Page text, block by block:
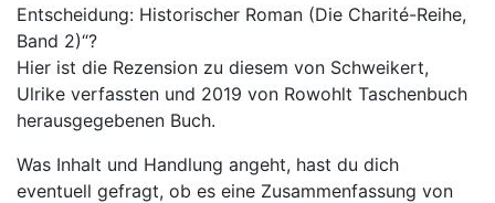
Entscheidung: Historischer Roman (Die Charité-Reihe,
Band 2)“?
Hier ist die Rezension zu diesem von Schweikert,
Ulrike verfassten und 2019 von Rowohlt Taschenbuch
herausgegebenen Buch.
Was Inhalt und Handlung angeht, hast du dich
eventuell gefragt, ob es eine Zusammenfassung von